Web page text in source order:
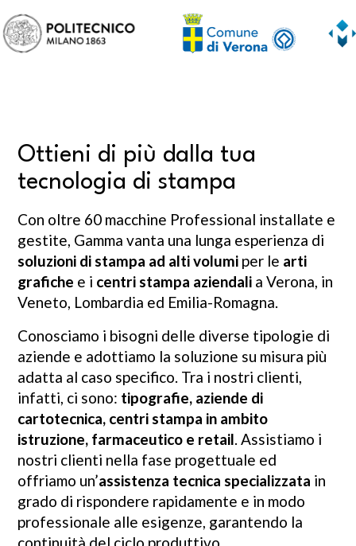
Ottieni di più dalla tua
tecnologia di stampa
Con oltre 60 macchine Professional installate e
gestite, Gamma vanta una lunga esperienza di
soluzioni di stampa ad alti volumi per le arti
grafiche e i centri stampa aziendali a Verona, in
Veneto, Lombardia ed Emilia-Romagna.
Conosciamo i bisogni delle diverse tipologie di
aziende e adottiamo la soluzione su misura più
adatta al caso specifico. Tra i nostri clienti,
infatti, ci sono: tipografie, aziende di
cartotecnica, centri stampa in ambito
istruzione, farmaceutico e retail. Assistiamo i
nostri clienti nella fase progettuale ed
offriamo un’assistenza tecnica specializzata in
grado di rispondere rapidamente e in modo
professionale alle esigenze, garantendo la